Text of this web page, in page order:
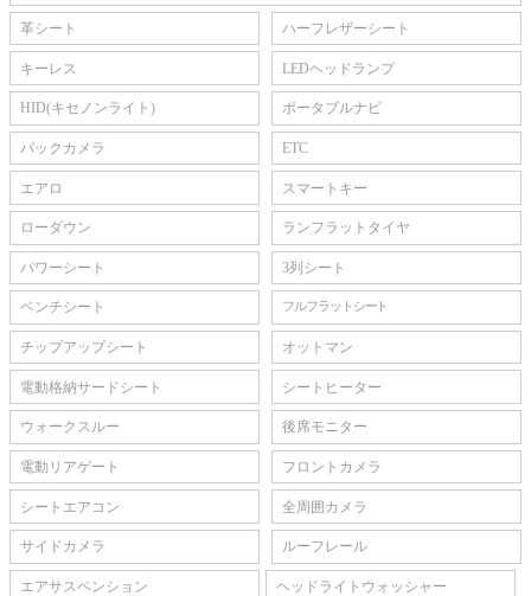
革シート ハーフレザーシート
キーレス LEDヘッドランプ
HID(キセノンライト) ポータブルナビ
バックカメラ ETC
エアロ スマートキー
ローダウン ランフラットタイヤ
パワーシート 3列シート
ベンチシート フルフラットシート
チップアップシート オットマン
電動格納サードシート シートヒーター
ウォークスルー 後席モニター
電動リアゲート フロントカメラ
シートエアコン 全周囲カメラ
サイドカメラ ルーフレール
エアサスペンション ヘッドライトウォッシャー